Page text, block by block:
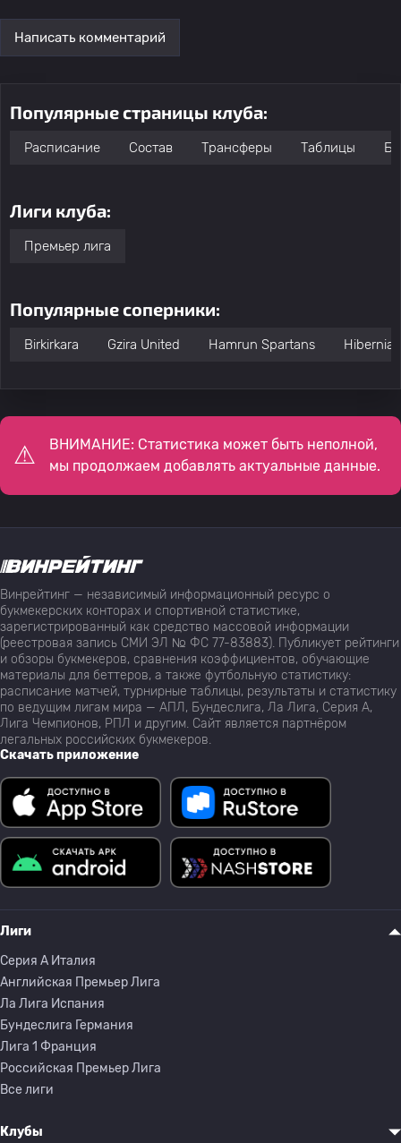
Написать комментарий
Популярные страницы клуба:
Расписание Состав Трансферы Таблицы
Лиги клуба:
Премьер лига
Популярные соперники:
Birkirkara Gzira United Hamrun Spartans
ВНИМАНИЕ: Статистика может быть неполной,
мы продолжаем добавлять актуальные данные.
Винрейтинг — независимый информационный ресурс о
букмекерских конторах и спортивной статистике,
зарегистрированный как средство массовой информации
(реестровая запись СМИ ЭЛ № ФС 77-83883). Публикует рейтинги
и обзоры букмекеров, сравнения коэффициентов, обучающие
материалы для беттеров, а также футбольную статистику:
расписание матчей, турнирные таблицы, результаты и статистику
по ведущим лигам мира — АПЛ, Бундеслига, Ла Лига, Серия А,
Лига Чемпионов, РПЛ и другим. Сайт является партнёром
легальных российских букмекеров.
Скачать приложение
Лиги
Серия A Италия
Английская Премьер Лига
Ла Лига Испания
Бундеслига Германия
Лига 1 Франция
Российская Премьер Лига
Все лиги
Клубы